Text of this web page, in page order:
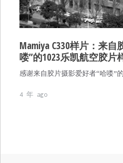
Mamiya C330样片：来
喽”的1023乐凯航空胶片
感谢来自胶片摄影爱好者“哈喽”
4 年 ago